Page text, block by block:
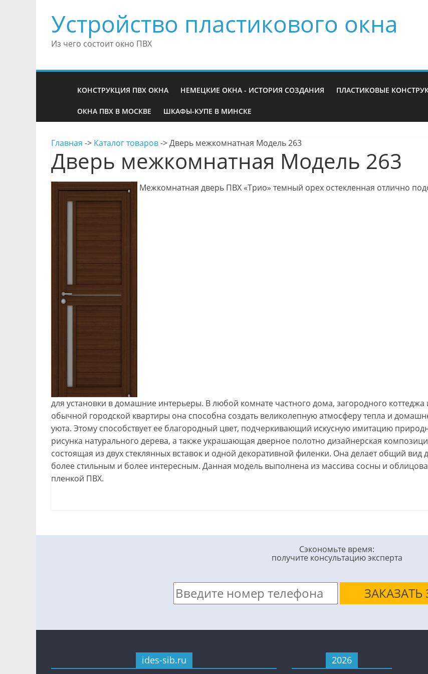
Устройство пластикового окна
Из чего состоит окно ПВХ
КОНСТРУКЦИЯ ПВХ ОКНА НЕМЕЦКИЕ ОКНА - ИСТОРИЯ СОЗДАНИЯ ПЛАСТИКОВЫЕ
ОКНА ПВХ В МОСКВЕ ШКАФЫ-КУПЕ В МИНСКЕ
Главная -> Каталог товаров->Дверь межкомнатная Модель 263
Дверь межкомнатная Модель 263
Межкомнатная дверь ПВХ «Трио» темный орех остекленная отлично
для установки в домашние интерьеры. В любой комнате частного дома, загородного коттеджа
обычной городской квартиры она способна создать великолепную атмосферу тепла и
уюта. Этому способствует ее благородный цвет, подчеркивающий искусную имитацию
рисунка натурального дерева, а также украшающая дверное полотно дизайнерская
состоящая из двух стеклянных вставок и одной декоративной филенки. Она делает общий вид
более стильным и более интересным. Данная модель выполнена из массива сосны и
пленкой ПВХ.
Сэкономьте время:
получите консультацию эксперта
ides-sib.ru 2026